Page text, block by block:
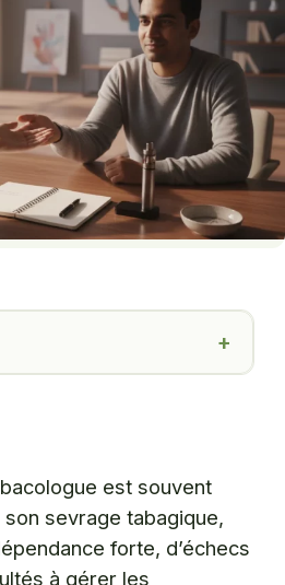
en tabacologie vous
de votre consommation de
dans votre démarche
est souvent
sevrage tabagique,
forte, d’échecs
à gérer les